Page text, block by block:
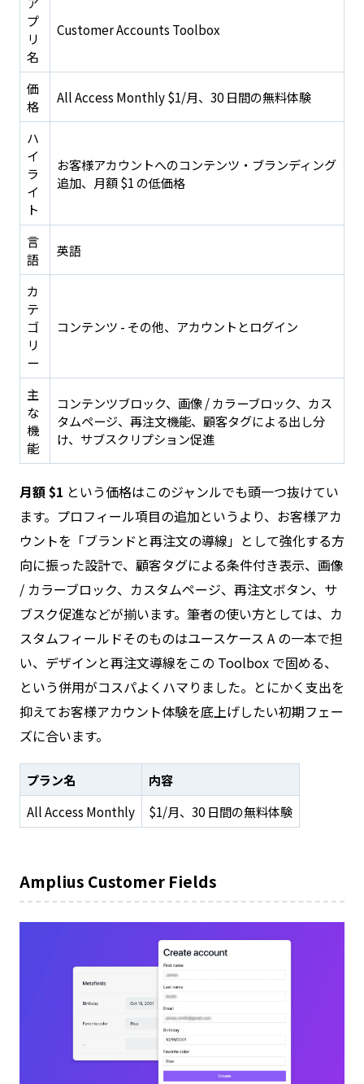
プ
リ
名
Customer Accounts Toolbox
価
格
All Access Monthly $1/月、30 日間の無料体験
ハ
イ
ラ
イ
ト
お客様アカウントへのコンテンツ・ブランディング
追加、月額 $1 の低価格
言
語
英語
カ
テ
ゴ
リ
ー
コンテンツ - その他、アカウントとログイン
主
な
機
能
コンテンツブロック、画像 / カラーブロック、カス
タムページ、再注文機能、顧客タグによる出し分
け、サブスクリプション促進
月額 $1 という価格はこのジャンルでも頭一つ抜けてい
ます。プロフィール項目の追加というより、お客様アカ
ウントを「ブランドと再注文の導線」として強化する方
向に振った設計で、顧客タグによる条件付き表示、画像
/ カラーブロック、カスタムページ、再注文ボタン、サ
ブスク促進などが揃います。筆者の使い方としては、カ
スタムフィールドそのものはユースケース A の一本で担
い、デザインと再注文導線をこの Toolbox で固める、
という併用がコスパよくハマりました。とにかく支出を
抑えてお客様アカウント体験を底上げしたい初期フェー
ズに合います。
プラン名
内容
All Access Monthly
$1/月、30 日間の無料体験
Amplius Customer Fields